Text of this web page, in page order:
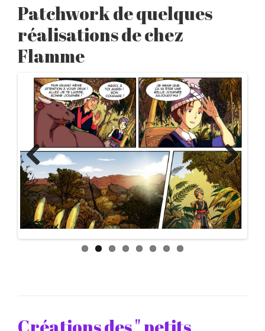
Patchwork de quelques
réalisations de chez
Flamme
Previous Next